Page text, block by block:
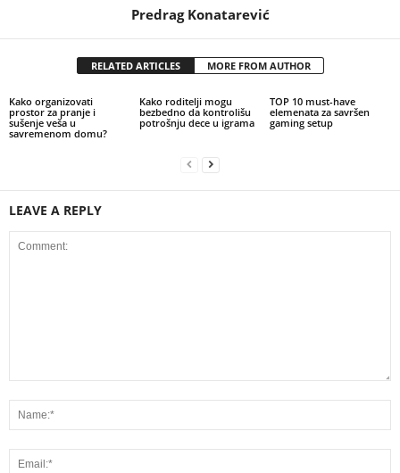
Predrag Konatarević
RELATED ARTICLES MORE FROM AUTHOR
Kako organizovati
prostor za pranje i
sušenje veša u
savremenom domu?
Kako roditelji mogu
bezbedno da kontrolišu
potrošnju dece u igrama
TOP 10 must-have
elemenata za savršen
gaming setup
LEAVE A REPLY